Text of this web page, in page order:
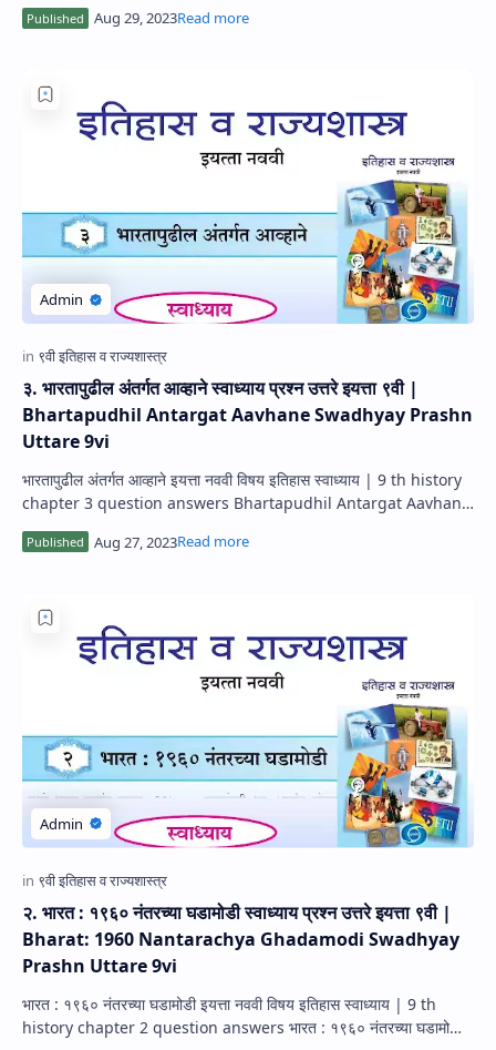
३. भारतापुढील अंतर्गत आव्हाने स्वाध्याय प्रश्न उत्तरे इयत्ता ९वी |
Bhartapudhil Antargat Aavhane Swadhyay Prashn
Uttare 9vi
भारतापुढील अंतर्गत आव्हाने इयत्ता नववी विषय इतिहास स्वाध्याय | 9 th history
chapter 3 question answers Bhartapudhil Antargat Aavhane
Swadhyay Iyatta…
२. भारत : १९६० नंतरच्या घडामोडी स्वाध्याय प्रश्न उत्तरे इयत्ता ९वी |
Bharat: 1960 Nantarachya Ghadamodi Swadhyay
Prashn Uttare 9vi
भारत : १९६० नंतरच्या घडामोडी इयत्ता नववी विषय इतिहास स्वाध्याय | 9 th
history chapter 2 question answers भारत : १९६० नंतरच्या घडामोडी